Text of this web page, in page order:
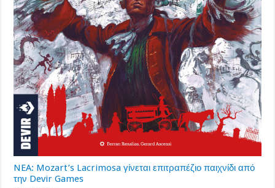
NEA: Mozart’s Lacrimosa γίνεται επιτραπέζιο παιχνίδι από
την Devir Games